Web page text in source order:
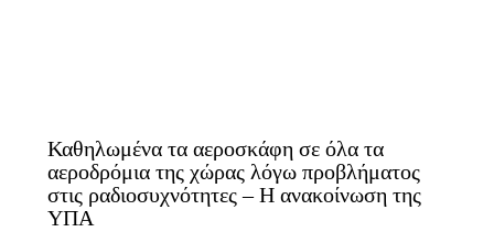
Καθηλωμένα τα αεροσκάφη σε όλα τα
αεροδρόμια της χώρας λόγω προβλήματος
στις ραδιοσυχνότητες – Η ανακοίνωση της
ΥΠΑ